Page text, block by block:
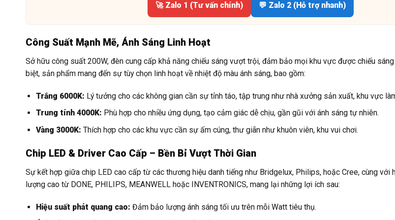
🚀 Zalo 1 (Tư vấn chính) 💬 Zalo 2 (Hỗ trợ nhanh)
Công Suất Mạnh Mẽ, Ánh Sáng Linh Hoạt
Sở hữu công suất 200W, đèn cung cấp khả năng chiếu sáng vượt trội, đảm bảo mọi khu vực được chiếu
biệt, sản phẩm mang đến sự tùy chọn linh hoạt về nhiệt độ màu ánh sáng, bao gồm:
Trắng 6000K: Lý tưởng cho các không gian cần sự tỉnh táo, tập trung như nhà xưởng sản xuất, khu vực
Trung tính 4000K: Phù hợp cho nhiều ứng dụng, tạo cảm giác dễ chịu, gần gũi với ánh sáng tự nhiên.
Vàng 3000K: Thích hợp cho các khu vực cần sự ấm cúng, thư giãn như khuôn viên, khu vui chơi.
Chip LED & Driver Cao Cấp – Bền Bỉ Vượt Thời Gian
Sự kết hợp giữa chip LED cao cấp từ các thương hiệu danh tiếng như Bridgelux, Philips, hoặc Cree, cùng với
lượng cao từ DONE, PHILIPS, MEANWELL hoặc INVENTRONICS, mang lại những lợi ích sau:
Hiệu suất phát quang cao: Đảm bảo lượng ánh sáng tối ưu trên mỗi Watt tiêu thụ.